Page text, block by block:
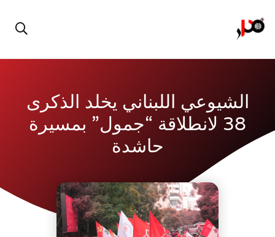
الشيوعي اللبناني يخلد الذكرى
38 لانطلاقة “جمول” بمسيرة
حاشدة